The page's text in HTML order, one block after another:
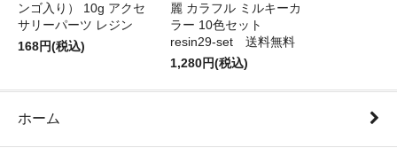
ンゴ入り） 10g アクセ
サリーパーツ レジン
168円(税込)
麗 カラフル ミルキーカ
ラー 10色セット
resin29-set 送料無料
1,280円(税込)
ホーム